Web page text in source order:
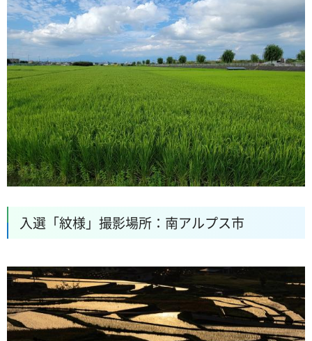
入選「紋様」撮影場所：南アルプス市